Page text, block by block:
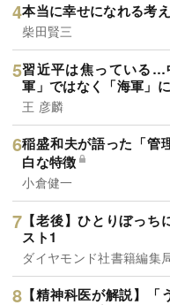
本当に幸せになれる考
柴田賢三
習近平は焦っている…
軍」ではなく「海軍」
王 彦麟
稲盛和夫が語った「管
白な特徴
小倉健一
【老後】ひとりぼっ
スト1
ダイヤモンド社書籍編集
【精神科医が解説】